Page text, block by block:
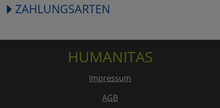
ZAHLUNGSARTEN
HUMANITAS
Impressum
AGB